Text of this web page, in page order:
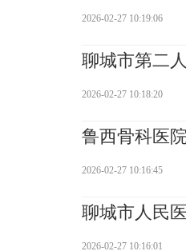
2026-02-27 10:19:06
聊城市第二
2026-02-27 10:18:20
鲁西骨科医
2026-02-27 10:16:45
聊城市人民
2026-02-27 10:16:01